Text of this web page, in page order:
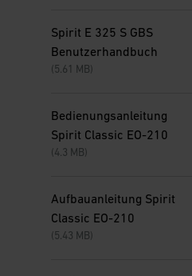
Spirit E 325 S GBS
Benutzerhandbuch
(5.61 MB)
Bedienungsanleitung
Spirit Classic EO-210
(4.3 MB)
Aufbauanleitung Spirit
Classic EO-210
(5.43 MB)